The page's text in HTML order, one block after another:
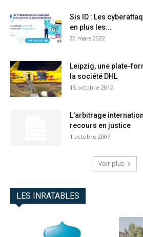
Sis ID : Les
en plus les...
22 mars 2022
Leipzig, une plate-
la société DHL
15 octobre 2012
L’arbitrage
recours en justice
1 octobre 2007
Voir plus
LES INRATABLES